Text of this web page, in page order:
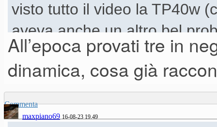
visto tutto il video la TP40w
aveva anche un altro bel
All’epoca provati tre in
dinamica, cosa già
Commenta
maxpiano69 16-08-23 19.49